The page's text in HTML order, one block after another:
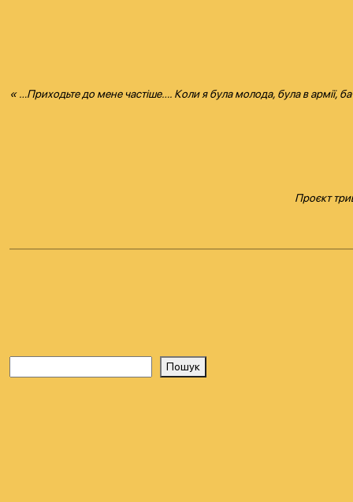
« …Приходьте до мене частіше…. Коли я була молода, була в армії,
Проєкт
Пошук